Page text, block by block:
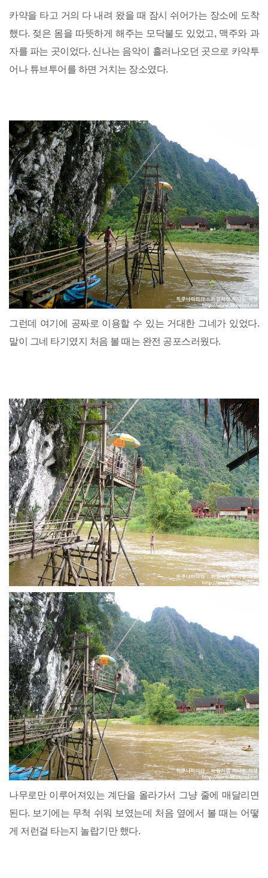
카약을 타고 거의 다 내려 왔을 때 잠시 쉬어가는 장소에 도착
했다. 젖은 몸을 따뜻하게 해주는 모닥불도 있었고, 맥주와 과
자를 파는 곳이었다. 신나는 음악이 흘러나오던 곳으로 카약투
어나 튜브투어를 하면 거치는 장소였다.
그런데 여기에 공짜로 이용할 수 있는 거대한 그네가 있었다.
말이 그네 타기였지 처음 볼 때는 완전 공포스러웠다.
나무로만 이루어져있는 계단을 올라가서 그냥 줄에 매달리면
된다. 보기에는 무척 쉬워 보였는데 처음 옆에서 볼 때는 어떻
게 저런걸 타는지 놀랍기만 했다.